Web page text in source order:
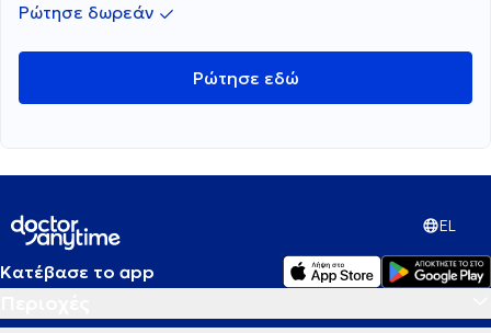
Ρώτησε δωρεάν
Ρώτησε εδώ
EL
Κατέβασε το app